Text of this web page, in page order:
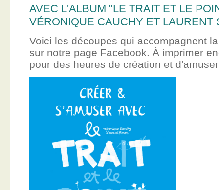
AVEC L'ALBUM "LE TRAIT ET LE
VÉRONIQUE CAUCHY ET LAURENT
Voici les découpes qui accompagnent
sur notre page Facebook. À imprimer
pour des heures de création et